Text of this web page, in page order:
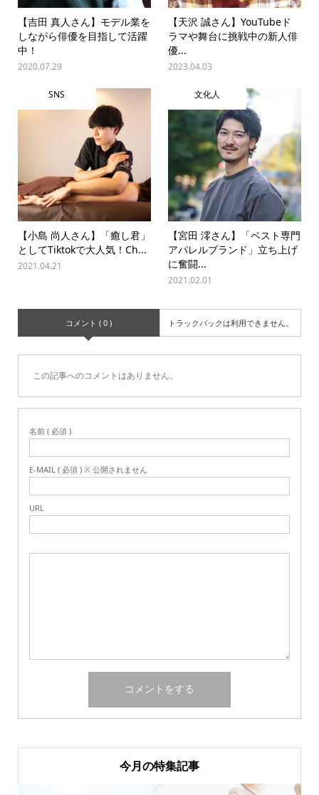
【吉田 真人さん】モデル業を
しながら俳優を目指して活躍
中！
2020.07.29
【天沢 誠さん】YouTubeド
ラマや舞台に挑戦中の新人俳
優...
2023.04.03
SNS
【小島 尚人さん】「癒し君」
としてTiktokで大人気！Ch...
2021.04.21
文化人
【宮田 澪さん】「ベスト専門
アパレルブランド」立ち上げ
に奮闘...
2021.02.01
コメント ( 0 ) トラックバックは利用できません。
この記事へのコメントはありません。
名前 ( 必須 )
E-MAIL ( 必須 ) ※ 公開されません
URL
今月の特集記事